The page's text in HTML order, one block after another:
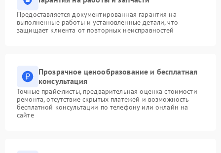
Предоставляется документированная гарантия на
выполненные работы и установленные детали, что
защищает клиента от повторных неисправностей
Прозрачное ценообразование и бесплатная
консультация
Точные прайс-листы, предварительная оценка стоимости
ремонта, отсутствие скрытых платежей и возможность
бесплатной консультации по телефону или онлайн на
сайте